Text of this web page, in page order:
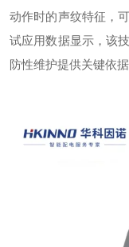
动作时的声纹特征，
试应用数据显示，该
防性维护提供关键依据